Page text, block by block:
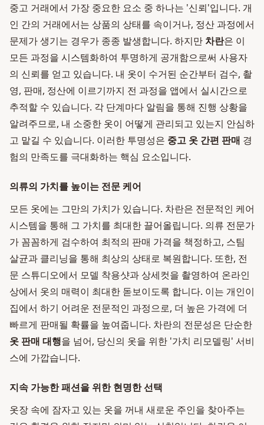
중고 거래에서 가장 중요한 요소 중 하나는 '신뢰'입니다. 개
인 간의 거래에서는 상품의 상태를 속이거나, 정산 과정에서
문제가 생기는 경우가 종종 발생합니다. 하지만 차란은 이
모든 과정을 시스템화하여 투명하게 공개함으로써 사용자
의 신뢰를 얻고 있습니다. 내 옷이 수거된 순간부터 검수, 촬
영, 판매, 정산에 이르기까지 전 과정을 앱에서 실시간으로
추적할 수 있습니다. 각 단계마다 알림을 통해 진행 상황을
알려주므로, 내 소중한 옷이 어떻게 관리되고 있는지 안심하
고 맡길 수 있습니다. 이러한 투명성은 중고 옷 간편 판매 경
험의 만족도를 극대화하는 핵심 요소입니다.
의류의 가치를 높이는 전문 케어
모든 옷에는 그만의 가치가 있습니다. 차란은 전문적인 케어
시스템을 통해 그 가치를 최대한 끌어올립니다. 의류 전문가
가 꼼꼼하게 검수하여 최적의 판매 가격을 책정하고, 스팀
살균과 클리닝을 통해 최상의 상태로 복원합니다. 또한, 전
문 스튜디오에서 모델 착용샷과 상세컷을 촬영하여 온라인
상에서 옷의 매력이 최대한 돋보이도록 합니다. 이는 개인이
집에서 하기 어려운 전문적인 과정으로, 더 높은 가격에 더
빠르게 판매될 확률을 높여줍니다. 차란의 전문성은 단순한
옷 판매 대행을 넘어, 당신의 옷을 위한 '가치 리모델링' 서비
스에 가깝습니다.
지속 가능한 패션을 위한 현명한 선택
옷장 속에 잠자고 있는 옷을 꺼내 새로운 주인을 찾아주는